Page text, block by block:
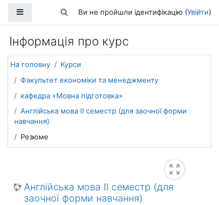
Бокова панельПереключити введення пошуку
Ви не пройшли ідентифікацію (Увійти)
Інформація про курс
На головну
Курси
Факультет економіки та менеджменту
кафедра «Мовна підготовка»
Англійська мова ІІ семестр (для заочної форми
навчання)
Резюме
Англійська мова ІІ семестр (для
заочної форми навчання)